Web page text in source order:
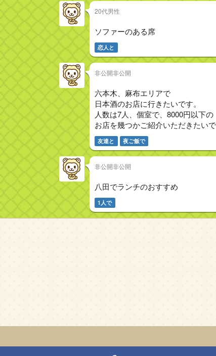
20代男性
ソファーのある席
恋人と
非公開非公開
六本木、麻布エリアで
日本酒のお店に行きたいです。
人数は7人、個室で、8000円以下の
お店を幾つかご紹介いただきたいで
友達と 夜ご飯で
非公開非公開
八田でランチのおすすめ
1人で